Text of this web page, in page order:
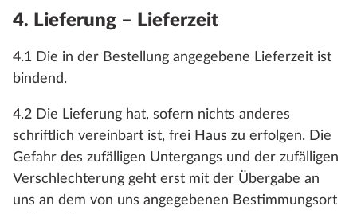
4. Lieferung – Lieferzeit
4.1 Die in der Bestellung angegebene Lieferzeit ist
bindend.
4.2 Die Lieferung hat, sofern nichts anderes
schriftlich vereinbart ist, frei Haus zu erfolgen. Die
Gefahr des zufälligen Untergangs und der zufälligen
Verschlechterung geht erst mit der Übergabe an
uns an dem von uns angegebenen Bestimmungsort